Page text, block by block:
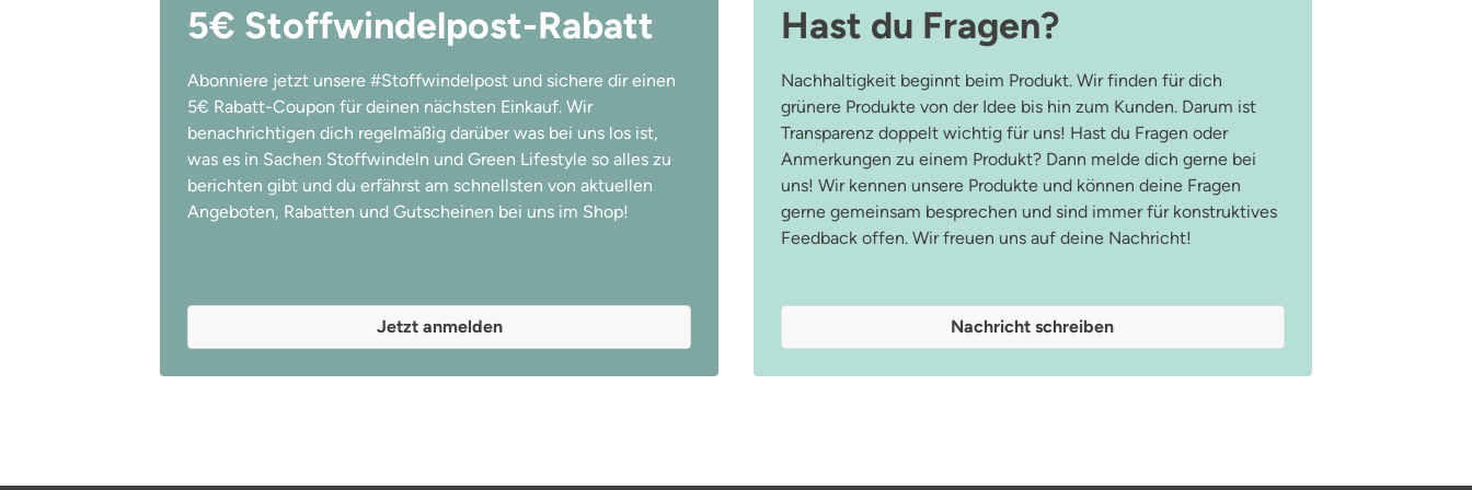
5€ Stoffwindelpost-Rabatt
Abonniere jetzt unsere #Stoffwindelpost und sichere dir einen
5€ Rabatt-Coupon für deinen nächsten Einkauf. Wir
benachrichtigen dich regelmäßig darüber was bei uns los ist,
was es in Sachen Stoffwindeln und Green Lifestyle so alles zu
berichten gibt und du erfährst am schnellsten von aktuellen
Angeboten, Rabatten und Gutscheinen bei uns im Shop!
Jetzt anmelden
Hast du Fragen?
Nachhaltigkeit beginnt beim Produkt. Wir finden für dich
grünere Produkte von der Idee bis hin zum Kunden. Darum ist
Transparenz doppelt wichtig für uns! Hast du Fragen oder
Anmerkungen zu einem Produkt? Dann melde dich gerne bei
uns! Wir kennen unsere Produkte und können deine Fragen
gerne gemeinsam besprechen und sind immer für konstruktives
Feedback offen. Wir freuen uns auf deine Nachricht!
Nachricht schreiben